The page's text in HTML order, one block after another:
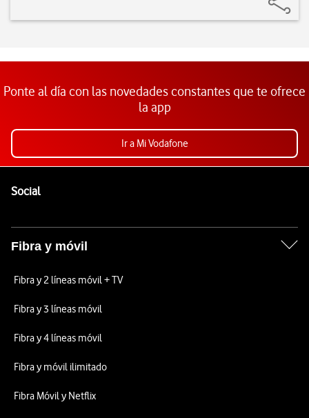
Ponte al día con las novedades constantes que te ofrece
la app
Ir a Mi Vodafone
SocialEnlaces a las redes sociales de Vodafone
Fibra y móvil
Fibra y 2 líneas móvil + TV
Fibra y 3 líneas móvil
Fibra y 4 líneas móvil
Fibra y móvil ilimitado
Fibra Móvil y Netflix